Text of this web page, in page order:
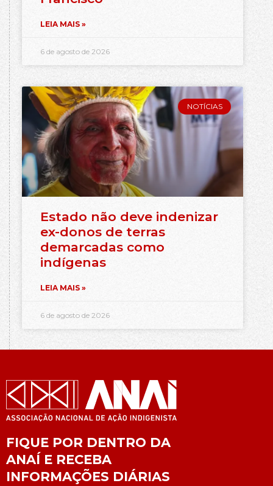
LEIA MAIS »
6 de agosto de 2026
NOTÍCIAS
Estado não deve indenizar
ex-donos de terras
demarcadas como
indígenas
LEIA MAIS »
6 de agosto de 2026
FIQUE POR DENTRO DA
ANAÍ E RECEBA
INFORMAÇÕES DIÁRIAS